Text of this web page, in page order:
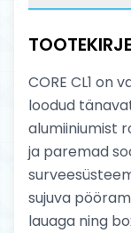
CORE CL1
loodud
alumiiniumist
ja paremad
sujuva
lauaga ning